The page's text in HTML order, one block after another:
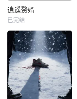
逍遥赘婿
已完结